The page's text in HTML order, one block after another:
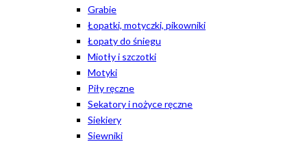
Grabie
Łopatki, motyczki, pikowniki
Łopaty do śniegu
Miotły i szczotki
Motyki
Piły ręczne
Sekatory i nożyce ręczne
Siekiery
Siewniki